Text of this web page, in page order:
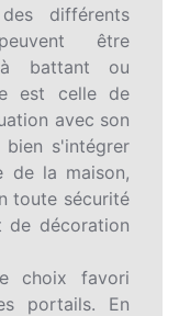
différents
être
à battant ou
est celle de
avec son
s'intégrer
de la maison,
toute sécurité
de décoration
choix favori
portails. En